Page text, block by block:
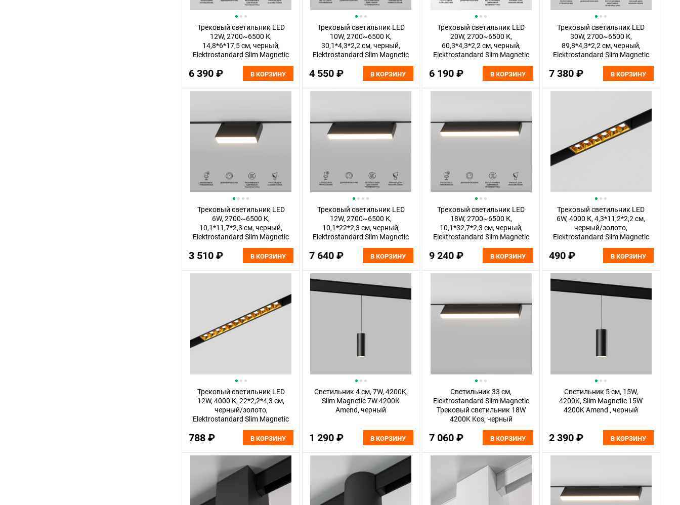
Трековый светильник LED
12W, 2700~6500 К,
14,8*6*17,5 см, черный,
Elektrostandard Slim Magnetic
6 390 ₽ В КОРЗИНУ
Трековый светильник LED
10W, 2700~6500 К,
30,1*4,3*2,2 см, черный,
Elektrostandard Slim Magnetic
4 550 ₽ В КОРЗИНУ
Трековый светильник LED
20W, 2700~6500 К,
60,3*4,3*2,2 см, черный,
Elektrostandard Slim Magnetic
6 190 ₽ В КОРЗИНУ
Трековый светильник LED
30W, 2700~6500 К,
89,8*4,3*2,2 см, черный,
Elektrostandard Slim Magnetic
7 380 ₽ В КОРЗИНУ
Трековый светильник LED
6W, 2700~6500 К,
10,1*11,7*2,3 см, черный,
Elektrostandard Slim Magnetic
3 510 ₽ В КОРЗИНУ
Трековый светильник LED
12W, 2700~6500 К,
10,1*22*2,3 см, черный,
Elektrostandard Slim Magnetic
7 640 ₽ В КОРЗИНУ
Трековый светильник LED
18W, 2700~6500 К,
10,1*32,7*2,3 см, черный,
Elektrostandard Slim Magnetic
9 240 ₽ В КОРЗИНУ
Трековый светильник LED
6W, 4000 К, 4,3*11,2*2,2 см,
черный/золото,
Elektrostandard Slim Magnetic
490 ₽ В КОРЗИНУ
Трековый светильник LED
12W, 4000 К, 22*2,2*4,3 см,
черный/золото,
Elektrostandard Slim Magnetic
788 ₽ В КОРЗИНУ
Светильник 4 см, 7W, 4200K,
Slim Magnetic 7W 4200K
Amend, черный
1 290 ₽ В КОРЗИНУ
Светильник 33 см,
Elektrostandard Slim Magnetic
Трековый светильник 18W
4200K Kos, черный
7 060 ₽ В КОРЗИНУ
Светильник 5 см, 15W,
4200K, Slim Magnetic 15W
4200K Amend , черный
2 390 ₽ В КОРЗИНУ